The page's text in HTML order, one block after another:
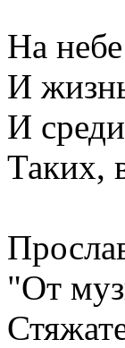
На
И
И
Таких,
"От